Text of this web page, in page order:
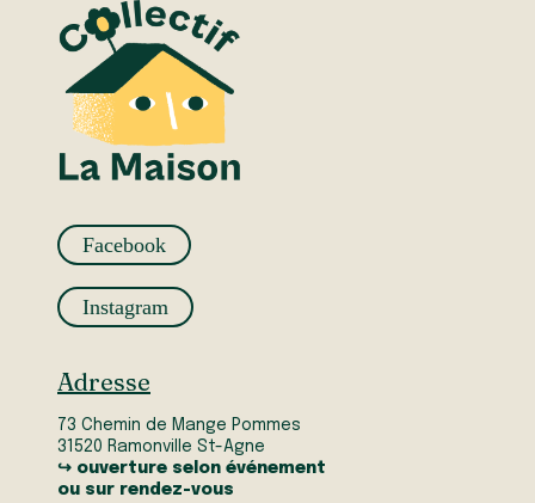
Facebook
Instagram
Adresse
73 Chemin de Mange Pommes
31520 Ramonville St-Agne
↪ ouverture selon événement
ou sur rendez-vous